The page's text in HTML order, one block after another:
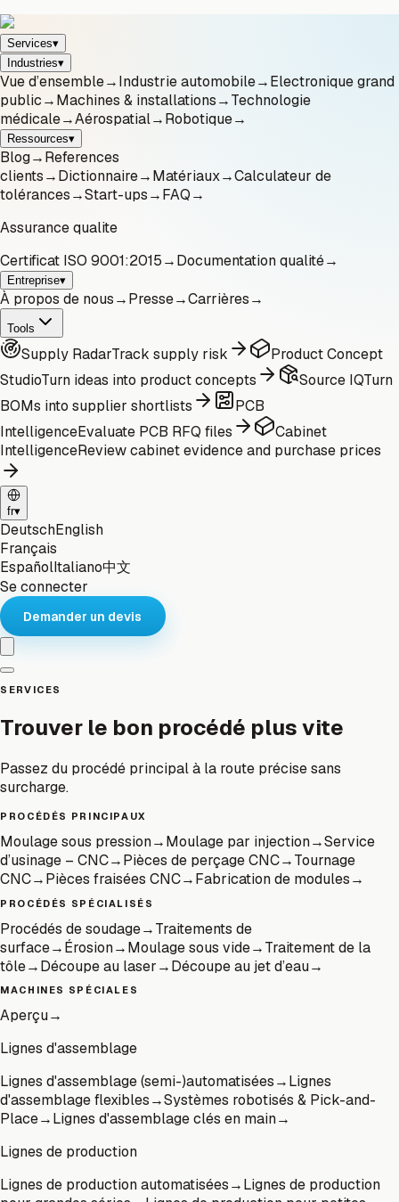
Services▾
Industries▾
Vue d’ensemble→Industrie automobile→Electronique grand
public→Machines & installations→Technologie
médicale→Aérospatial→Robotique→
Ressources▾
Blog→References
clients→Dictionnaire→Matériaux→Calculateur de
tolérances→Start-ups→FAQ→
Assurance qualite
Certificat ISO 9001:2015→Documentation qualité→
Entreprise▾
À propos de nous→Presse→Carrières→
Tools
Supply RadarTrack supply risk
Product Concept
StudioTurn ideas into product concepts Source IQTurn
BOMs into supplier shortlists
PCB
IntelligenceEvaluate PCB RFQ files
Cabinet
IntelligenceReview cabinet evidence and purchase prices
fr▾
DeutschEnglish
Français
EspañolItaliano中文
Se connecter
Demander un devis
SERVICES
Trouver le bon procédé plus vite
Passez du procédé principal à la route précise sans
surcharge.
PROCÉDÉS PRINCIPAUX
Moulage sous pression→Moulage par injection→Service
d’usinage – CNC→Pièces de perçage CNC→Tournage
CNC→Pièces fraisées CNC→Fabrication de modules→
PROCÉDÉS SPÉCIALISÉS
Procédés de soudage→Traitements de
surface→Érosion→Moulage sous vide→Traitement de la
tôle→Découpe au laser→Découpe au jet d’eau→
MACHINES SPÉCIALES
Aperçu→
Lignes d'assemblage
Lignes d'assemblage (semi-)automatisées→Lignes
d'assemblage flexibles→Systèmes robotisés & Pick-and-
Place→Lignes d'assemblage clés en main→
Lignes de production
Lignes de production automatisées→Lignes de production